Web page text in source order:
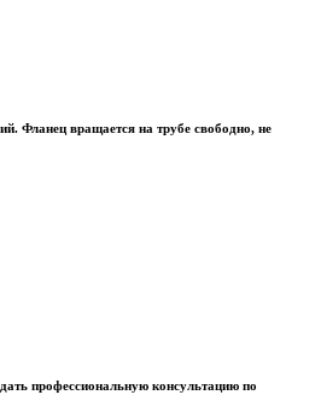
Фланец вращается на трубе свободно, не
профессиональную консультацию по